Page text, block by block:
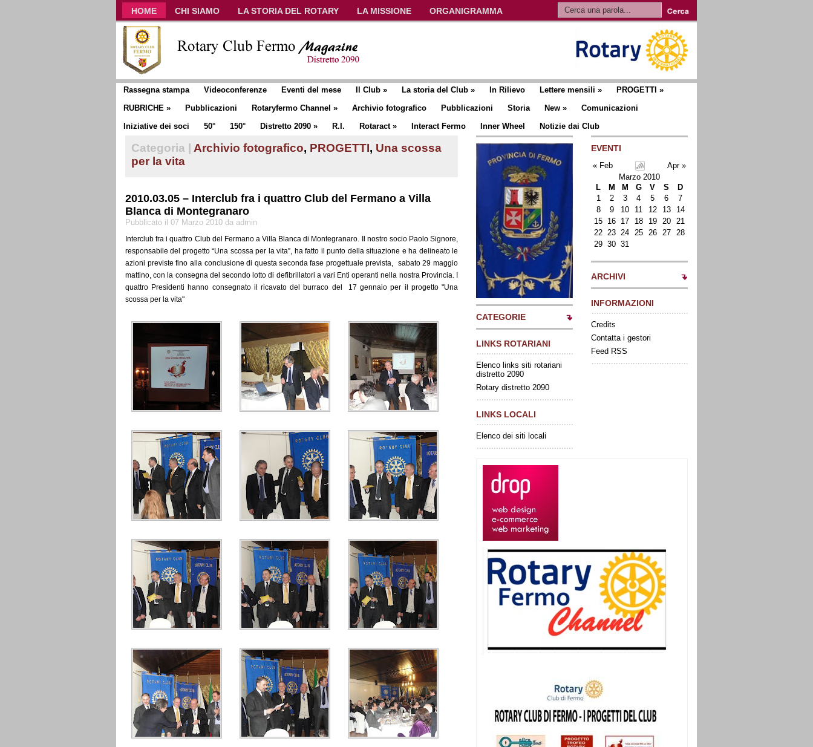
HOME CHI SIAMO LA STORIA DEL ROTARY LA MISSIONE
ORGANIGRAMMA
CLUB COMMUNICATOR
Rassegna stampa Videoconferenze Eventi del mese Il Club » La storia del Club » In Rilievo Lettere mensili » PROGETTI »
RUBRICHE » Pubblicazioni Rotaryfermo Channel » Archivio fotografico Pubblicazioni Storia New »
Comunicazioni
Iniziative dei soci
50° 150° Distretto 2090 » R.I. Rotaract» Interact Fermo Inner Wheel Notizie dai Club
Categoria | Archivio fotografico, PROGETTI, Una scossa
per la vita
2010.03.05 – Interclub fra i quattro Club del Fermano a Villa
Blanca di Montegranaro
Pubblicato il 07 Marzo 2010 da admin
Interclub fra i quattro Club del Fermano a Villa Blanca di Montegranaro. Il nostro socio Paolo Signore,
responsabile del progetto “Una scossa per la vita”, ha fatto il punto della situazione e ha delineato le
azioni previste fino alla conclusione di questa seconda fase progettuale prevista, sabato 29 maggio
mattino, con la consegna del secondo lotto di defibrillatori a vari Enti operanti nella nostra Provincia. I
quattro Presidenti hanno consegnato il ricavato del burraco del 17 gennaio per il progetto "Una
scossa per la vita"
CATEGORIE
LINKS ROTARIANI
Elenco links siti rotariani
distretto 2090
Rotary distretto 2090
LINKS LOCALI
Elenco dei siti locali
EVENTI
« Feb
Apr »
Marzo 2010
L
M M G V S
D
1
2 3 4 5 6
7
8
9 10 11 12 13
14
15 16 17 18 19 20
21
22 23 24 25 26 27
28
29 30 31
ARCHIVI
INFORMAZIONI
Credits
Contatta i gestori
Feed RSS